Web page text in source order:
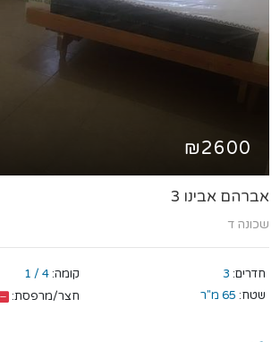
₪2600
אברהם אבינו 3
שכונה ד
חדרים: 3 קומה: 4 / 1
שטח: 65 מ"ר חצר/מרפסת: